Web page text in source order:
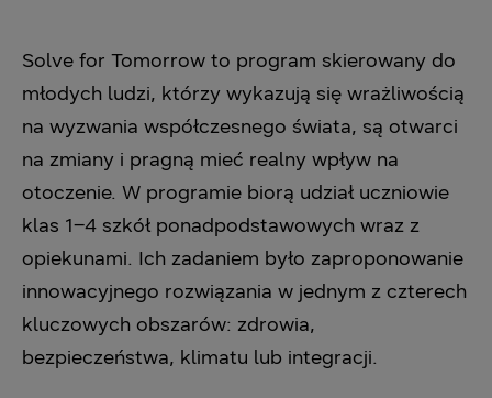
Solve for Tomorrow to program skierowany do
młodych ludzi, którzy wykazują się ‎wrażliwością
na wyzwania współczesnego świata, są otwarci
na zmiany i pragną mieć ‎realny wpływ na
otoczenie. W programie biorą udział uczniowie
klas 1–4 szkół ‎ponadpodstawowych wraz z
opiekunami. Ich zadaniem było zaproponowanie
innowacyjnego ‎rozwiązania w jednym z czterech
kluczowych obszarów: zdrowia,
bezpieczeństwa, klimatu ‎lub integracji.‎